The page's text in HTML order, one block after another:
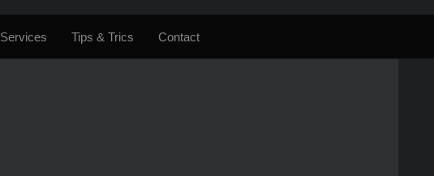
Services Tips & Trics Contact